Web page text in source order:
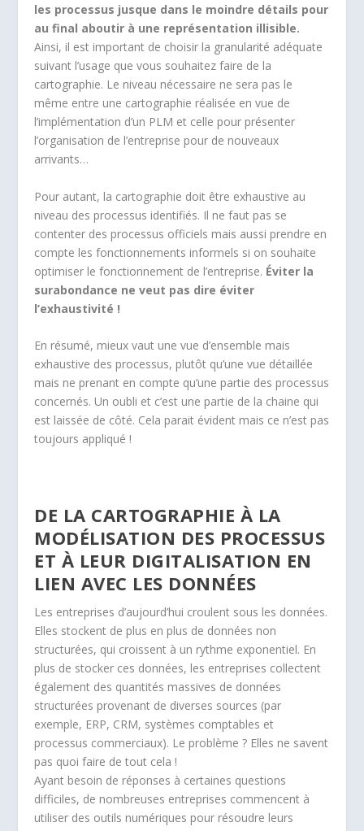
les processus jusque dans le moindre détails pour
au final aboutir à une représentation illisible.
Ainsi, il est important de choisir la granularité adéquate
suivant l’usage que vous souhaitez faire de la
cartographie. Le niveau nécessaire ne sera pas le
même entre une cartographie réalisée en vue de
l’implémentation d’un PLM et celle pour présenter
l’organisation de l’entreprise pour de nouveaux
arrivants…
Pour autant, la cartographie doit être exhaustive au
niveau des processus identifiés. Il ne faut pas se
contenter des processus officiels mais aussi prendre en
compte les fonctionnements informels si on souhaite
optimiser le fonctionnement de l’entreprise. Éviter la
surabondance ne veut pas dire éviter
l’exhaustivité !
En résumé, mieux vaut une vue d’ensemble mais
exhaustive des processus, plutôt qu’une vue détaillée
mais ne prenant en compte qu’une partie des processus
concernés. Un oubli et c’est une partie de la chaine qui
est laissée de côté. Cela parait évident mais ce n’est pas
toujours appliqué !
DE LA CARTOGRAPHIE À LA
MODÉLISATION DES PROCESSUS
ET À LEUR DIGITALISATION EN
LIEN AVEC LES DONNÉES
Les entreprises d’aujourd’hui croulent sous les données.
Elles stockent de plus en plus de données non
structurées, qui croissent à un rythme exponentiel. En
plus de stocker ces données, les entreprises collectent
également des quantités massives de données
structurées provenant de diverses sources (par
exemple, ERP, CRM, systèmes comptables et
processus commerciaux). Le problème ? Elles ne savent
pas quoi faire de tout cela !
Ayant besoin de réponses à certaines questions
difficiles, de nombreuses entreprises commencent à
utiliser des outils numériques pour résoudre leurs